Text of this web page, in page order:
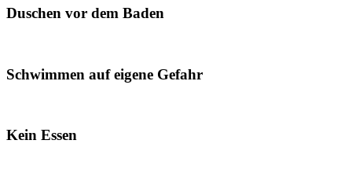
Duschen vor dem Baden
Schwimmen auf eigene Gefahr
Kein Essen